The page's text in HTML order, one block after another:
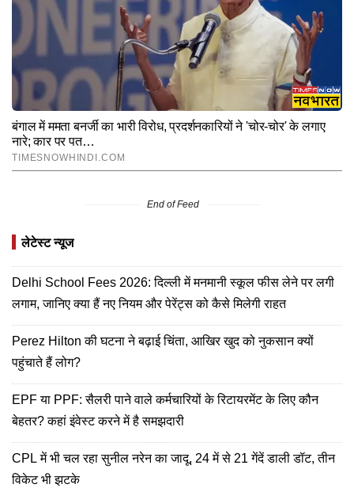
End of Feed
लेटेस्ट न्यूज
Delhi School Fees 2026: दिल्ली में मनमानी स्कूल फीस लेने पर लगी
लगाम, जानिए क्या हैं नए नियम और पेरेंट्स को कैसे मिलेगी राहत
Perez Hilton की घटना ने बढ़ाई चिंता, आखिर खुद को नुकसान क्यों
पहुंचाते हैं लोग?
EPF या PPF: सैलरी पाने वाले कर्मचारियों के रिटायरमेंट के लिए कौन
बेहतर? कहां इंवेस्ट करने में है समझदारी
CPL में भी चल रहा सुनील नरेन का जादू, 24 में से 21 गेंदें डाली डॉट, तीन
विकेट भी झटके